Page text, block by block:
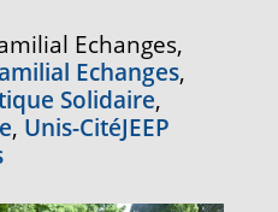
Echanges,
Echanges,
Solidaire,
, Unis-CitéJEEP